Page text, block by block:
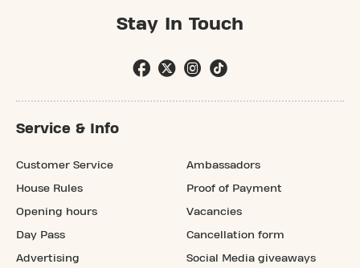
Stay In Touch
Service & Info
Customer Service
House Rules
Opening hours
Day Pass
Advertising
Ambassadors
Proof of Payment
Vacancies
Cancellation form
Social Media giveaways